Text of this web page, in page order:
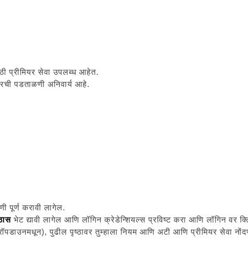
प्रीमियर सेवा उपलब्ध आहेत.
पडताळणी अनिवार्य आहे.
पूर्ण करावी लागेल.
भेट द्यावी लागेल आणि लॉगिन क्रेडेन्शियल्स प्रविष्ट करा आणि लॉगिन वर
पुढील पृष्ठावर तुम्हाला नियम आणि अटी आणि प्रीमियर सेवा